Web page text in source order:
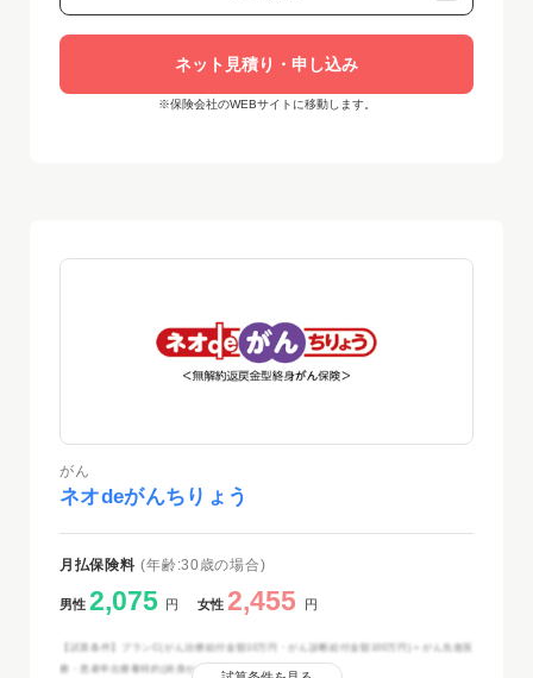
いただける年齢範囲など取扱いが異なる場合があります。
※詳細につきましては、画像リンクよりご確認ください。
ネット見積り・申し込み
※保険会社のWEBサイトに移動します。
がん
ネオdeがんちりょう
月払保険料 (年齢:30歳の場合)
男性 2,075 円 女性 2,455 円
【試算条件】プランC(がん治療給付金額10万円・がん診断給付金額100万円)＋がん先進医
療・患者申出療養特約(終身がん保険用)